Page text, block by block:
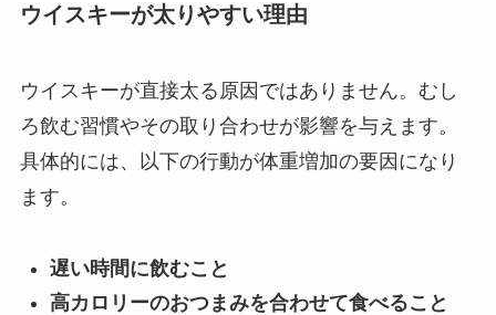
ウイスキーが太りやすい理由
ウイスキーが直接太る原因ではありません。むし
ろ飲む習慣やその取り合わせが影響を与えます。
具体的には、以下の行動が体重増加の要因になり
ます。
遅い時間に飲むこと
高カロリーのおつまみを合わせて食べること